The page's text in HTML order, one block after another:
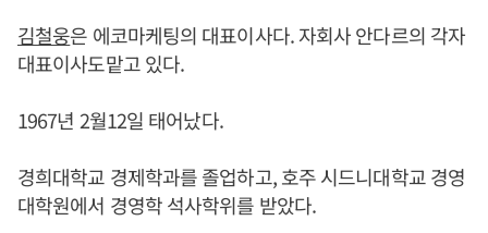
김철웅은 에코마케팅의 대표이사다. 자회사 안다르의 각자
대표이사도맡고 있다.
1967년 2월12일 태어났다.
경희대학교 경제학과를 졸업하고, 호주 시드니대학교 경영
대학원에서 경영학 석사학위를 받았다.